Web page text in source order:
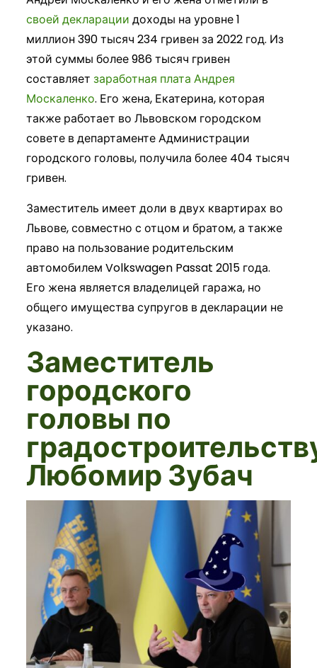
своей декларации доходы на уровне 1
миллион 390 тысяч 234 гривен за 2022 год. Из
этой суммы более 986 тысяч гривен
составляет заработная плата Андрея
Москаленко. Его жена, Екатерина, которая
также работает во Львовском городском
совете в департаменте Администрации
городского головы, получила более 404 тысяч
гривен.
Заместитель имеет доли в двух квартирах во
Львове, совместно с отцом и братом, а также
право на пользование родительским
автомобилем Volkswagen Passat 2015 года.
Его жена является владелицей гаража, но
общего имущества супругов в декларации не
указано.
Заместитель
городского
головы по
Любомир Зубач